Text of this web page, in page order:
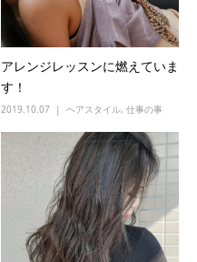
アレンジレッスンに燃えていま
す！
2019.10.07 ヘアスタイル, 仕事の事